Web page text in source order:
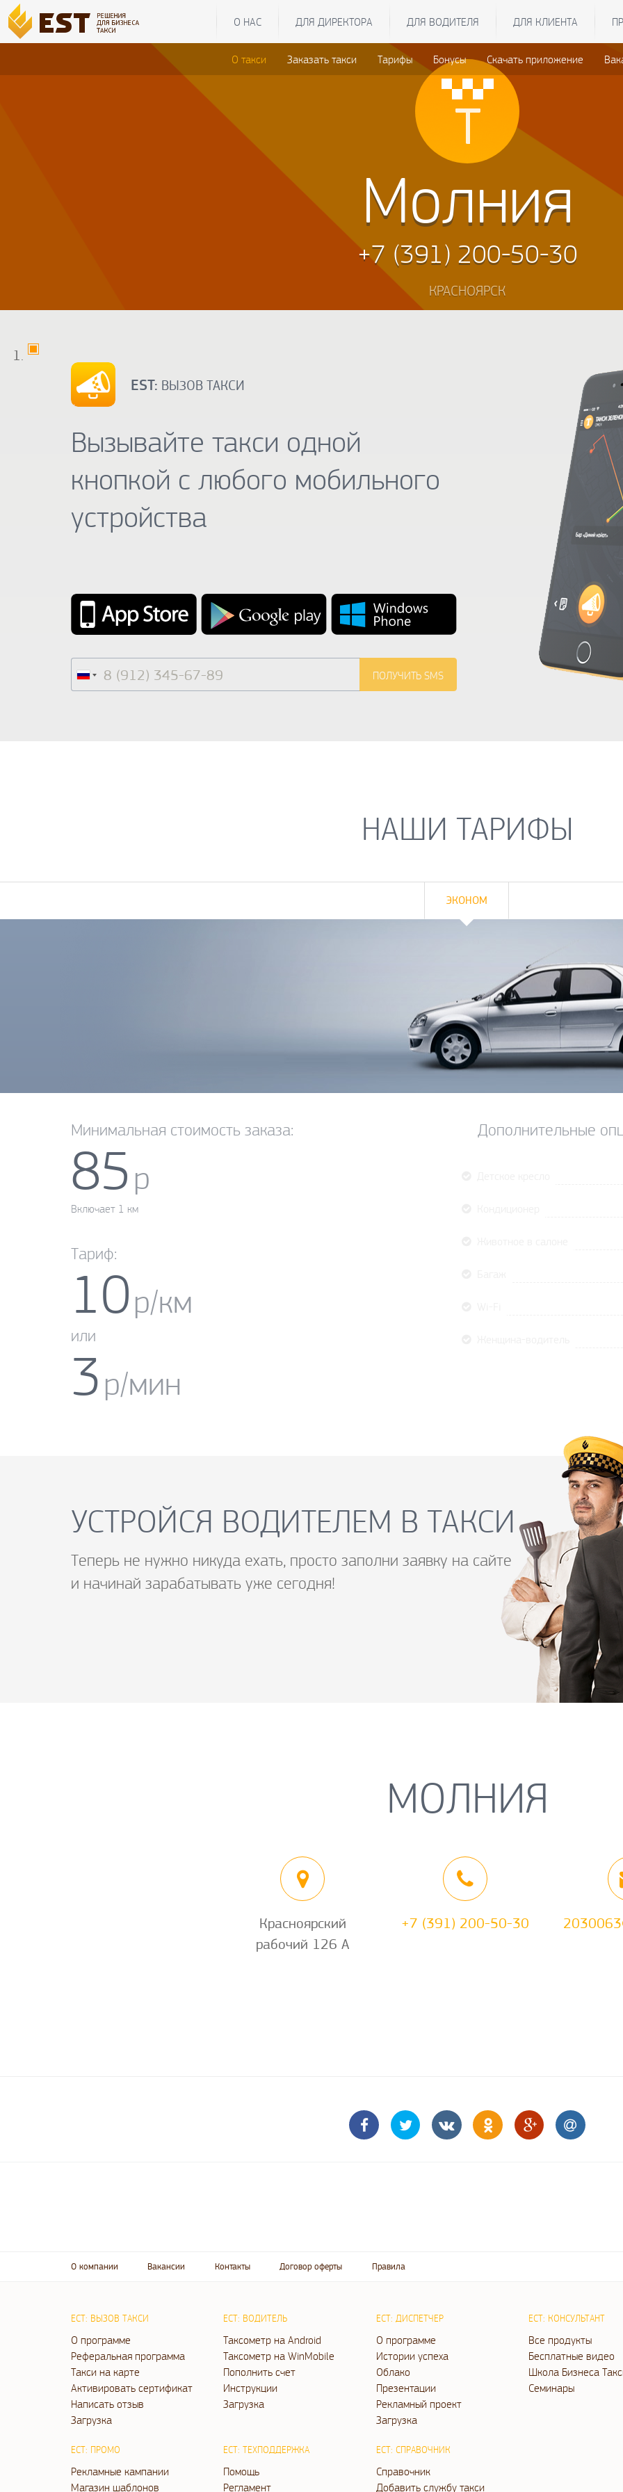
О НАС ДЛЯ ДИРЕКТОРА ДЛЯ ВОДИТЕЛЯ ДЛЯ КЛИЕНТА
О такси Заказать такси Тарифы Бонусы Скачать приложение
Молния
+7 (391) 200-50-30
КРАСНОЯРСК
EST: ВЫЗОВ ТАКСИ
Вызывайте такси одной
кнопкой с любого мобильного
устройства
НАШИ ТАРИФЫ
ЭКОНОМ
Минимальная стоимость заказа:
85 р
Включает 1 км
Тариф:
10р/км
или
3р/мин
Дополнительные
УСТРОЙСЯ ВОДИТЕЛЕМ В ТАКСИ
Теперь не нужно никуда ехать, просто заполни заявку на сайте
и начинай зарабатывать уже сегодня!
МОЛНИЯ
Красноярский
рабочий 126 А
+7 (391) 200-50-30
О компании Вакансии Контакты Договор оферты Правила
ЕСТ: ВЫЗОВ ТАКСИ
О программе
Реферальная программа
Такси на карте
Активировать сертификат
Написать отзыв
Загрузка
ЕСТ: ВОДИТЕЛЬ
Таксометр на Android
Таксометр на WinMobile
Пополнить счет
Инструкции
Загрузка
ЕСТ: ДИСПЕТЧЕР
О программе
Истории успеха
Облако
Презентации
Рекламный проект
Загрузка
ЕСТ: КОНСУЛЬТАНТ
Все продукты
Бесплатные видео
Школа Бизнеса
Семинары
ЕСТ: ПРОМО
Рекламные кампании
Магазин шаблонов
ЕСТ: ТЕХПОДДЕРЖКА
Помощь
Регламент
ЕСТ: СПРАВОЧНИК
Справочник
Добавить службу такси